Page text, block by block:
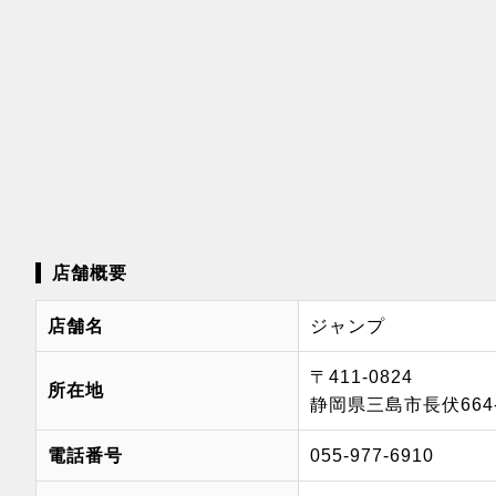
店舗概要
店舗名 ジャンプ
所在地
〒411-0824
静岡県三島市長伏
電話番号 055-977-6910